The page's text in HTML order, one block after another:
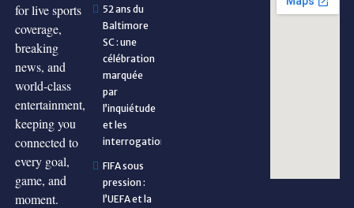
for live sports
coverage,
breaking
news, and
world-class
entertainment,
keeping you
connected to
every goal,
game, and
moment.
52 ans du
Baltimore
SC : une
célébration
marquée
par
l’inquiétude
et les
interrogations
FIFA sous
pression :
l’UEFA et la